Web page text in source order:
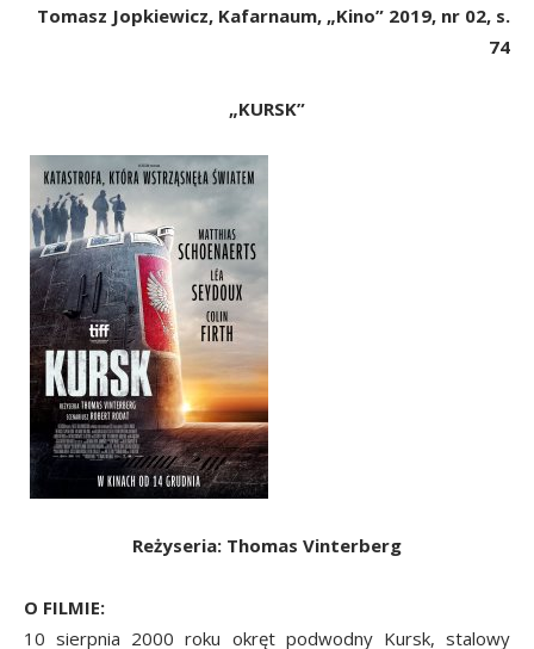
Tomasz Jopkiewicz, Kafarnaum, „Kino” 2019, nr 02, s.
74
„KURSK”
Reżyseria: Thomas Vinterberg
O FILMIE:
10 sierpnia 2000 roku okręt podwodny Kursk, stalowy